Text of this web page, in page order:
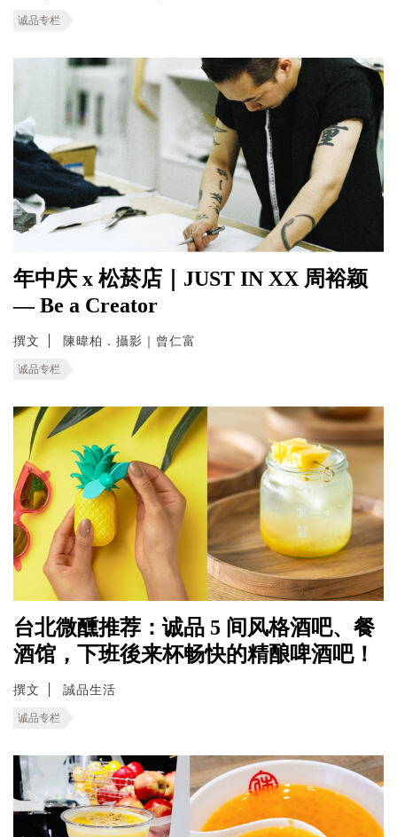
诚品专栏
年中庆 x 松菸店｜JUST IN XX 周裕颖
— Be a Creator
撰文 陳暐柏．攝影｜曾仁富
诚品专栏
台北微醺推荐：诚品 5 间风格酒吧、餐
酒馆，下班後来杯畅快的精酿啤酒吧！
撰文 誠品生活
诚品专栏